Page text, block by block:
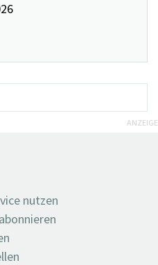
ANZEIGE
nutzen